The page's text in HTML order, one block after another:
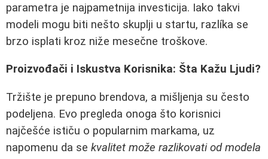
parametra je najpametnija investicija. Iako takvi
modeli mogu biti nešto skuplji u startu, razlíka se
brzo isplati kroz niže mesečne troškove.
Proizvođači i Iskustva Korisnika: Šta Kažu Ljudi?
Tržište je prepuno brendova, a mišljenja su često
podeljena. Evo pregleda onoga što korisnici
najčešće ističu o popularnim markama, uz
napomenu da se kvalitet može razlikovati od modela